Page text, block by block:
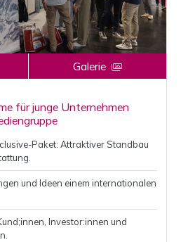
Galerie
für junge Unternehmen
Paket: Attraktiver Standbau
und Ideen einem internationalen
Investor:innen und